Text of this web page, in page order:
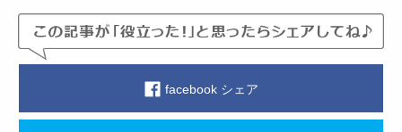
facebook シェア